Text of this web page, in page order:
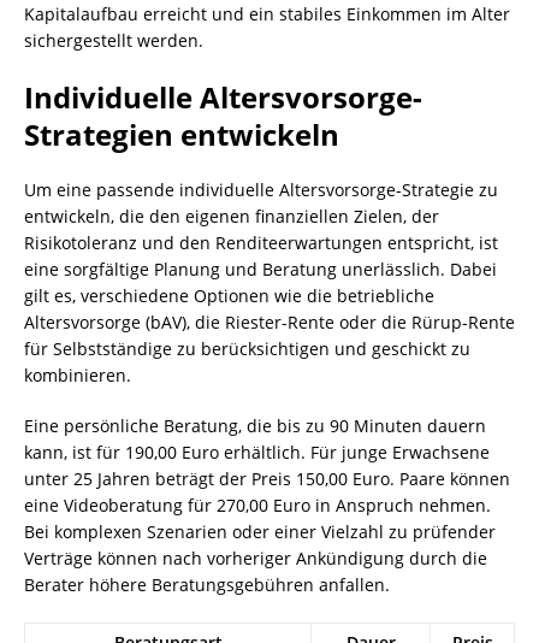
Kapitalaufbau erreicht und ein stabiles Einkommen im Alter
sichergestellt werden.
Individuelle Altersvorsorge-
Strategien entwickeln
Um eine passende individuelle Altersvorsorge-Strategie zu
entwickeln, die den eigenen finanziellen Zielen, der
Risikotoleranz und den Renditeerwartungen entspricht, ist
eine sorgfältige Planung und Beratung unerlässlich. Dabei
gilt es, verschiedene Optionen wie die betriebliche
Altersvorsorge (bAV), die Riester-Rente oder die Rürup-Rente
für Selbstständige zu berücksichtigen und geschickt zu
kombinieren.
Eine persönliche Beratung, die bis zu 90 Minuten dauern
kann, ist für 190,00 Euro erhältlich. Für junge Erwachsene
unter 25 Jahren beträgt der Preis 150,00 Euro. Paare können
eine Videoberatung für 270,00 Euro in Anspruch nehmen.
Bei komplexen Szenarien oder einer Vielzahl zu prüfender
Verträge können nach vorheriger Ankündigung durch die
Berater höhere Beratungsgebühren anfallen.